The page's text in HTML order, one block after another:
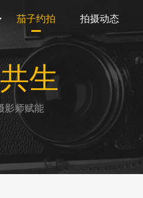
茄子约拍 拍摄动态
生
影师赋能